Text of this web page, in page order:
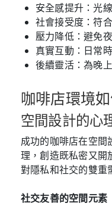
安全感提升：光
社會接受度：符
壓力降低：避免
真實互動：日常
後續靈活：為晚
咖啡店環境
空間設計的心
成功的咖啡店在空間
理，創造既私密又開
對隱私和社交的雙重
社交友善的空間元素